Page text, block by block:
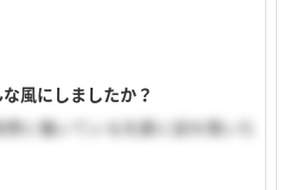
風にしましたか？
に働いている先輩に話を聞いた